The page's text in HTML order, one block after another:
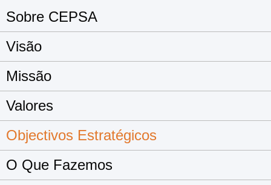
Sobre CEPSA
Visão
Missão
Valores
Objectivos Estratégicos
O Que Fazemos